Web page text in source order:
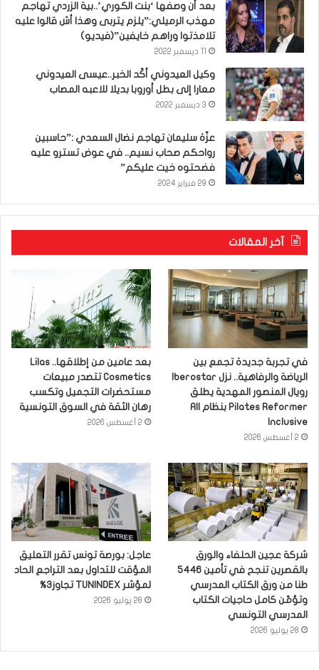
بعد أن وصفها ‘بنت الكوري’..بية الزردي تهاجم
مهذب الرميلي:”يلزم يتربى وهذا أش قالوا عليه
تلامذتوا وراهم خايفين”(فيديو)
وكيل العيدوني أكّد الخبر..عيسى العيدوني
معارا إلى بطل أوروبا بديلا للاعبه المصاب
3 ديسمبر 2022
عزّة سليمان تهاجم نضال السعدي :”حاسبين
رواحكم صحاب نسيم.. في عوض تسترو عليه
فضحتوه خيت عليكم”
29 فبراير 2024
آخر المقالات
في تجربة جديدة تجمع بين
رويال المنصور المهدية يطلق
Pilates Reformer بنظام All
Inclusive
2 أغسطس 2026
بعد عامين من إطلاقها.. Lilas
Cosmetics تتصدر مبيعات
مستحضرات التجميل وتكسب
رهان الثقة في السوق التونسية
2 أغسطس 2026
شركة عجين الحلفاء والورق
بالقصرين تنجح في تأمين 5446
طنا من ورق الكتاب المدرسي
وتؤمّن كامل حاجيات الكتاب
المدرسي التونسي
28 يوليو 2026
عاجل: بورصة تونس تقرر التعليق
المؤقت للتداول بعد التراجع الحاد
لمؤشر TUNINDEX تجاوز3%
28 يوليو 2026